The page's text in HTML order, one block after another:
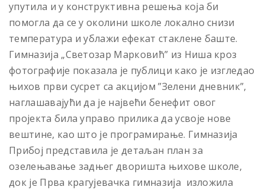
упутила и у конструктивна решења која би
помогла да се у околини школе локално снизи
температура и ублажи ефекат стаклене баште.
Гимназија „Светозар Марковић” из Ниша кроз
фотографије показала је публици како је изгледао
њихов први сусрет са акцијом ”Зелени дневник”,
наглашавајући да је највећи бенефит овог
пројекта била управо прилика да усвоје нове
вештине, као што је програмирање. Гимназија
Прибој представила је детаљан план за
озелењавање задњег дворишта њихове школе,
док је Прва крагујевачка гимназија изложила